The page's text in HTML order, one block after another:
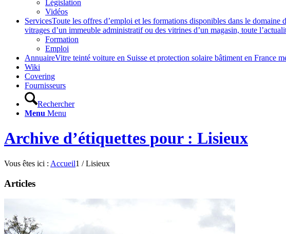
Législation
Vidéos
ServicesToute les offres d’emploi et les formations disponibles dans le
vitrages d’un immeuble administratif ou des vitrines d’un magasin, toute
Formation
Emploi
AnnuaireVitre teinté voiture en Suisse et protection solaire bâtiment en France
Wiki
Covering
Fournisseurs
Rechercher
Menu Menu
Archive d’étiquettes pour : Lisieux
Vous êtes ici : Accueil1 / Lisieux
Articles